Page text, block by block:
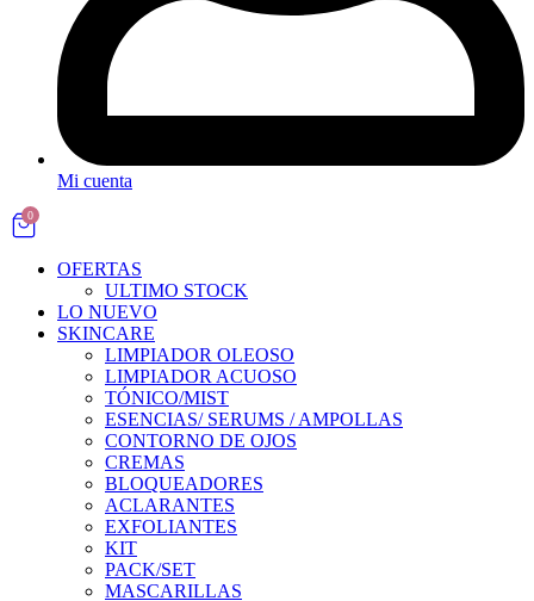
Mi cuenta
0
OFERTAS
ULTIMO STOCK
LO NUEVO
SKINCARE
LIMPIADOR OLEOSO
LIMPIADOR ACUOSO
TÓNICO/MIST
ESENCIAS/ SERUMS / AMPOLLAS
CONTORNO DE OJOS
CREMAS
BLOQUEADORES
ACLARANTES
EXFOLIANTES
KIT
PACK/SET
MASCARILLAS